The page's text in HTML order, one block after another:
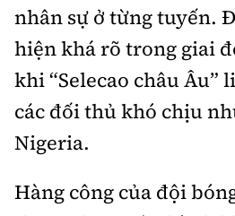
nhân sự ở từng tuyến.
hiện khá rõ trong giai
khi “Selecao châu Âu”
các đối thủ khó chịu
Nigeria.
Hàng công của đội